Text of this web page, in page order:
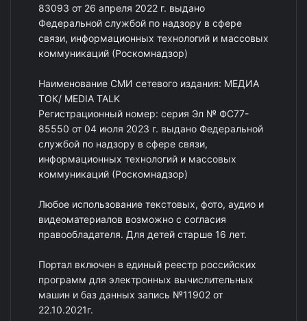
83093 от 26 апреля 2022 г. выдано
Федеральной службой по надзору в сфере
связи, информационных технологий и массовых
коммуникаций (Роскомнадзор)
Наименование СМИ сетевого издания: МЕДИА
ТОК/ MEDIA TALK
Регистрационный номер: серия Эл № ФС77-
85550 от 04 июля 2023 г. выдано Федеральной
службой по надзору в сфере связи,
информационных технологий и массовых
коммуникаций (Роскомнадзор)
Любое использование текстовых, фото, аудио и
видеоматериалов возможно с согласия
правообладателя. Для детей старше 16 лет.
Портал включен в единый реестр российских
программ для электронных вычислительных
машин и баз данных запись №11902 от
22.10.2021г.